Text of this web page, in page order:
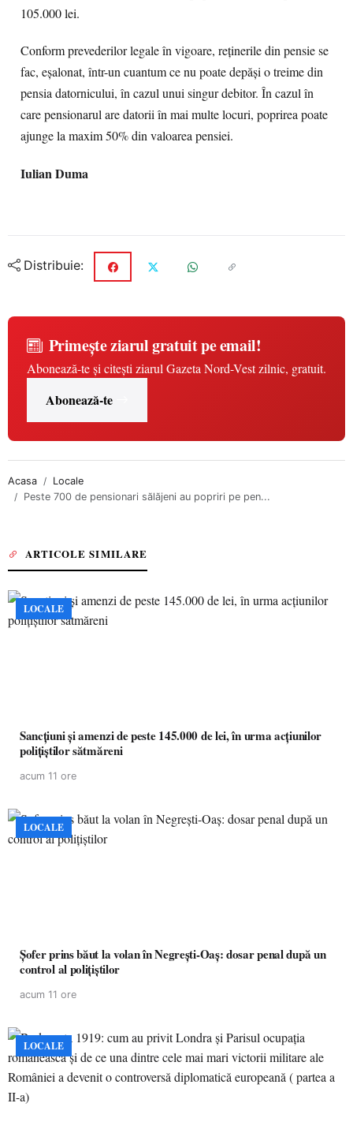
105.000 lei.
Conform prevederilor legale în vigoare, reţinerile din pensie se
fac, eşalonat, într-un cuantum ce nu poate depăşi o treime din
pensia datornicului, în cazul unui singur debitor. În cazul în
care pensionarul are datorii în mai multe locuri, poprirea poate
ajunge la maxim 50% din valoarea pensiei.
Iulian Duma
Distribuie:
Primește ziarul gratuit pe email!
Abonează-te și citești ziarul Gazeta Nord-Vest zilnic, gratuit.
Abonează-te
Acasa
Locale
Peste 700 de pensionari sălăjeni au popriri pe pen...
ARTICOLE SIMILARE
LOCALE
Sancțiuni și amenzi de peste 145.000 de lei, în urma acțiunilor
polițiștilor sătmăreni
acum 11 ore
LOCALE
Șofer prins băut la volan în Negrești-Oaș: dosar penal după un
control al polițiștilor
acum 11 ore
LOCALE